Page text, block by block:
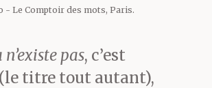
la cloche,
la fin de la
Le Comptoir des mots, Paris.
pas, c’est
titre tout autant),